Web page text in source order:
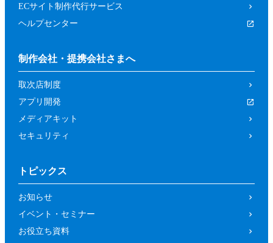
ECサイト制作代行サービス
ヘルプセンター
制作会社・提携会社さまへ
取次店制度
アプリ開発
メディアキット
セキュリティ
トピックス
お知らせ
イベント・セミナー
お役立ち資料